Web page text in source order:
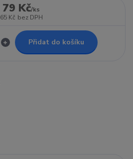
79 Kč/ks
65 Kč bez DPH
Přidat do košíku